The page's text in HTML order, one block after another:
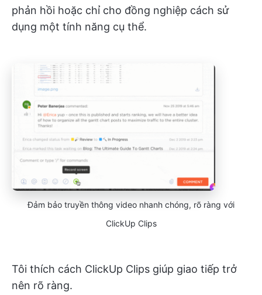
phản hồi hoặc chỉ cho đồng nghiệp cách sử
dụng một tính năng cụ thể.
Đảm bảo truyền thông video nhanh chóng, rõ ràng với
ClickUp Clips
Tôi thích cách ClickUp Clips giúp giao tiếp trở
nên rõ ràng.